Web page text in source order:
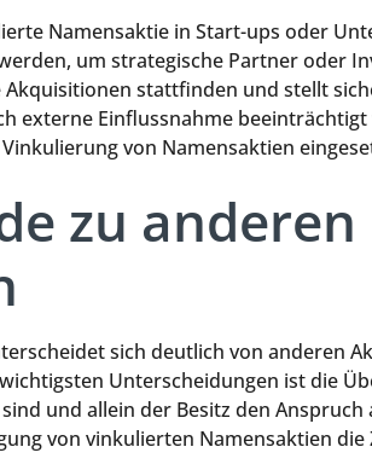
Namensaktie in Start-ups oder
um strategische Partner oder
stattfinden und stellt
externe Einflussnahme beeinträchtigt
von Namensaktien
zu anderen
sich deutlich von anderen
Unterscheidungen ist die
und allein der Besitz den Anspruch
von vinkulierten Namensaktien die